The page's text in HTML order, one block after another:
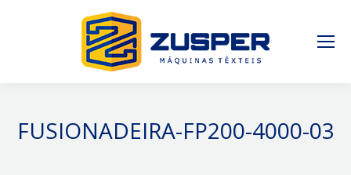
FUSIONADEIRA-FP200-4000-03